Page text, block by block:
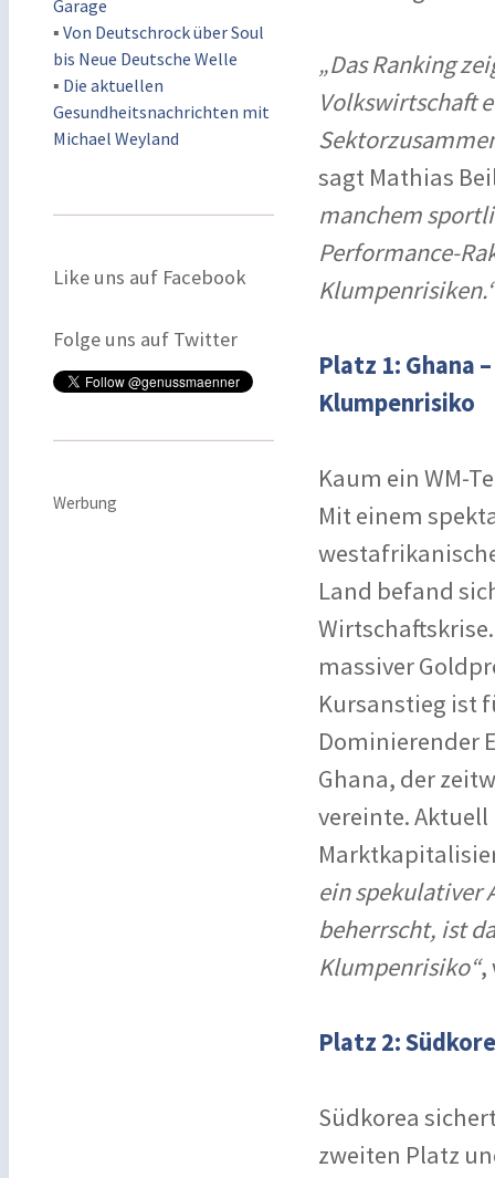
Garage
▪ Von Deutschrock über Soul
bis Neue Deutsche Welle
▪ Die aktuellen
Gesundheitsnachrichten mit
Michael Weyland
Like uns auf Facebook
Folge uns auf Twitter
Werbung
„Das Ranking
Volkswirtschaft
sagt Mathias
manchem
Performance-
Platz 1: Ghana
Klumpenrisiko
Kaum ein WM-
Mit einem
Land befand
massiver
Kursanstieg ist
Dominierender
Ghana, der
vereinte. Aktuell
ein spekulativer
beherrscht, ist
Klumpenrisiko“,
Platz 2:
Südkorea
zweiten Platz